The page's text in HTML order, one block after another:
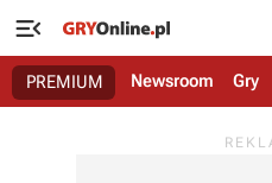

PREMIUM Newsroom Gry